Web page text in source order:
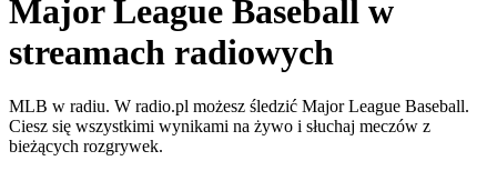
Major League Baseball w
streamach radiowych
MLB w radiu. W radio.pl możesz śledzić Major League Baseball.
Ciesz się wszystkimi wynikami na żywo i słuchaj meczów z
bieżących rozgrywek.